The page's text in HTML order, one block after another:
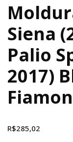
Siena
Palio
2017)
Fiamon
R$285,02